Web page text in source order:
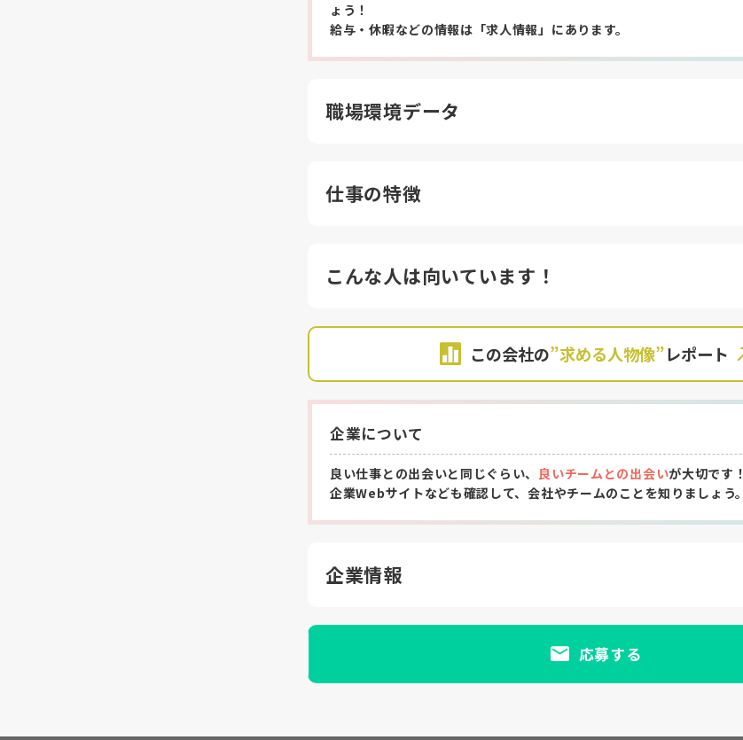
ょう！
給与・休暇などの情報は「求人情報」にあります。
職場環境データ
仕事の特徴
こんな人は向いています！
この会社の”求める人物像”レポート
企業について
良い仕事との出会いと同じぐらい、 良いチームとの出会いが大切です！
企業Webサイトなども確認して、会社やチームのことを知りましょう。
企業情報
応募する